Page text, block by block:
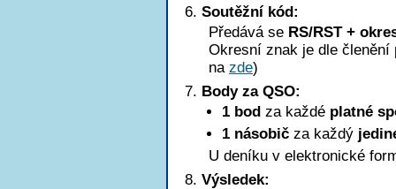
Soutěžní kód:
Předává se RS/RST +
Okresní znak je dle členění
na zde)
Body za QSO:
1 bod za každé platné
1 násobič za každý
U deníku v elektronické
Výsledek: